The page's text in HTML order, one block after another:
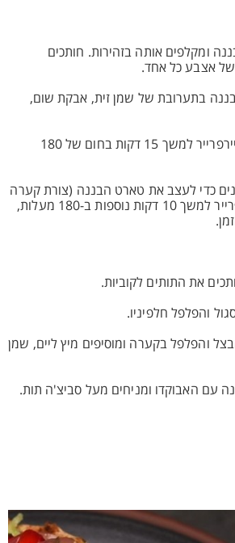
ומקלפים אותה בזהירות. חותכים
אצבע כל אחד.
בתערובת של שמן זית, אבקת שום,
מניחים אותן במכשיר איירפרייר למשך 15 דקות בחום של 180
כדי לעצב את טארט הבננה (צורת קערה
קטנה). מחזירים לאיירפרייר למשך 10 דקות נוספות ב-180 מעלות,
את התותים לקוביות.
והפלפל חלפיניו.
והפלפל בקערה ומוסיפים מיץ ליים, שמן
עם האבוקדו ומניחים מעל סביצ'ה תות.